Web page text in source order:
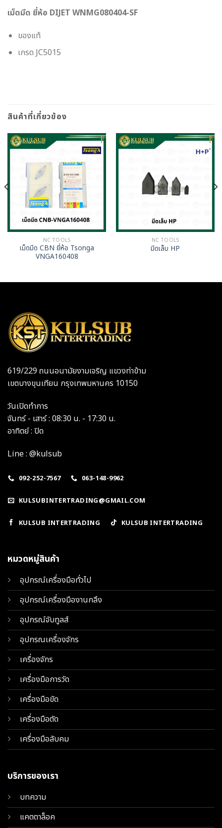
เม็ดมีด ยี่ห้อ DIJET WNMG080404-SF
ของแท้
เกรด JC5015
สินค้าที่เกี่ยวข้อง
NC TOOLS
เม็ดมีด CBN ยี่ห้อ Tsonga
VNGA160408
NC TOOLS
มีดเล็บ HP
619/229 ถนนอนามัยงามเจริญ แขวงท่าข้าม
เขตบางขุนเทียน กรุงเทพมหานคร 10150
วันเปิดทำการ
จันทร์ - เสาร์ : 08:30 น. - 17:30 น.
อาทิตย์ : ปิด
Line : @kulsub
092-252-7567 063-148-9962
KULSUBINTERTRADING@GMAIL.COM
KULSUB INTERTRADING KULSUB INTERTRADING
หมวดหมู่สินค้า
อุปกรณ์เครื่องมือทั่วไป
อุปกรณ์เครื่องมืองานกลึง
อุปกรณ์จับทูลส์
อุปกรณเครื่องจักร
เครื่องจักร
เครื่องมือการวัด
เครื่องมือขัด
เครื่องมือตัด
เครื่องมือลับคม
บริการของเรา
บทความ
แคตตาล็อค